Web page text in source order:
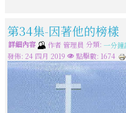
第34集-因著他的榜樣
詳細內容 作者 管理員 分類: 一分鐘
發佈: 24 四月 2019
點擊數: 1674